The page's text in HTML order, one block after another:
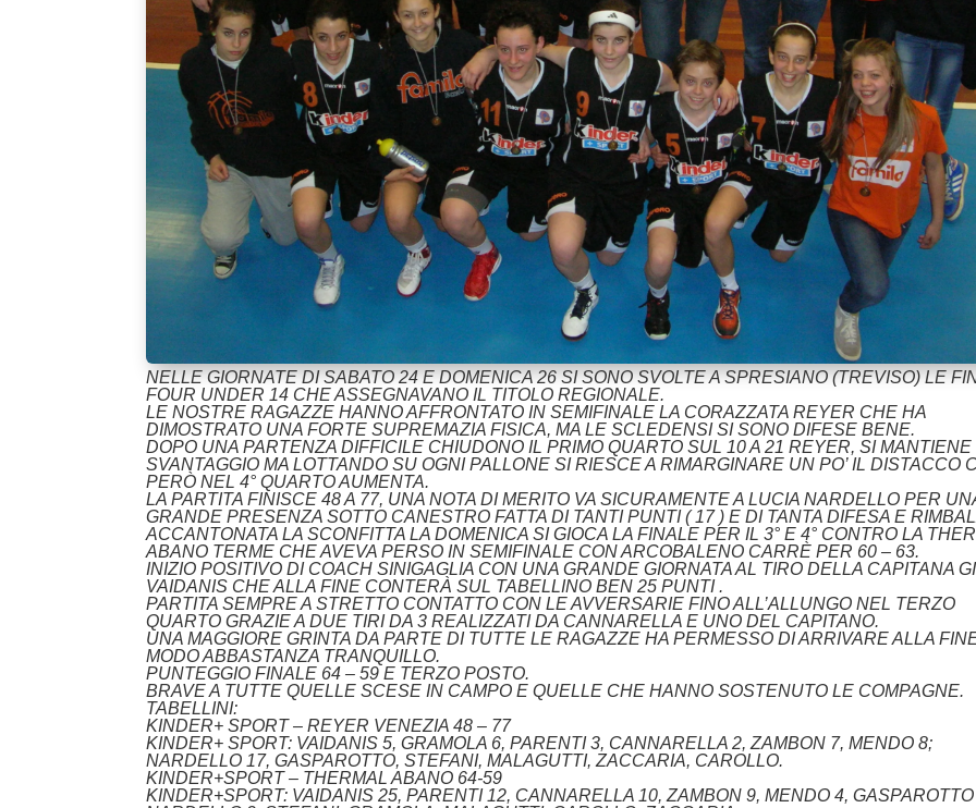
NELLE GIORNATE DI SABATO 24 E DOMENICA 26 SI SONO SVOLTE A SPRESIANO (TREVISO) LE
FOUR UNDER 14 CHE ASSEGNAVANO IL TITOLO REGIONALE.
LE NOSTRE RAGAZZE HANNO AFFRONTATO IN SEMIFINALE LA CORAZZATA REYER CHE HA
DIMOSTRATO UNA FORTE SUPREMAZIA FISICA, MA LE SCLEDENSI SI SONO DIFESE BENE.
DOPO UNA PARTENZA DIFFICILE CHIUDONO IL PRIMO QUARTO SUL 10 A 21 REYER, SI MANTIENE
SVANTAGGIO MA LOTTANDO SU OGNI PALLONE SI RIESCE A RIMARGINARE UN PO’ IL DISTACCO
PERÒ NEL 4° QUARTO AUMENTA.
LA PARTITA FINISCE 48 A 77, UNA NOTA DI MERITO VA SICURAMENTE A LUCIA NARDELLO PER
GRANDE PRESENZA SOTTO CANESTRO FATTA DI TANTI PUNTI ( 17 ) E DI TANTA DIFESA E
ACCANTONATA LA SCONFITTA LA DOMENICA SI GIOCA LA FINALE PER IL 3° E 4° CONTRO LA
ABANO TERME CHE AVEVA PERSO IN SEMIFINALE CON ARCOBALENO CARRÈ PER 60 – 63.
INIZIO POSITIVO DI COACH SINIGAGLIA CON UNA GRANDE GIORNATA AL TIRO DELLA CAPITANA
VAIDANIS CHE ALLA FINE CONTERÀ SUL TABELLINO BEN 25 PUNTI .
PARTITA SEMPRE A STRETTO CONTATTO CON LE AVVERSARIE FINO ALL’ALLUNGO NEL TERZO
QUARTO GRAZIE A DUE TIRI DA 3 REALIZZATI DA CANNARELLA E UNO DEL CAPITANO.
UNA MAGGIORE GRINTA DA PARTE DI TUTTE LE RAGAZZE HA PERMESSO DI ARRIVARE ALLA
MODO ABBASTANZA TRANQUILLO.
PUNTEGGIO FINALE 64 – 59 E TERZO POSTO.
BRAVE A TUTTE QUELLE SCESE IN CAMPO E QUELLE CHE HANNO SOSTENUTO LE COMPAGNE.
TABELLINI:
KINDER+ SPORT – REYER VENEZIA 48 – 77
KINDER+ SPORT: VAIDANIS 5, GRAMOLA 6, PARENTI 3, CANNARELLA 2, ZAMBON 7, MENDO 8;
NARDELLO 17, GASPAROTTO, STEFANI, MALAGUTTI, ZACCARIA, CAROLLO.
KINDER+SPORT – THERMAL ABANO 64-59
KINDER+SPORT: VAIDANIS 25, PARENTI 12, CANNARELLA 10, ZAMBON 9, MENDO 4,